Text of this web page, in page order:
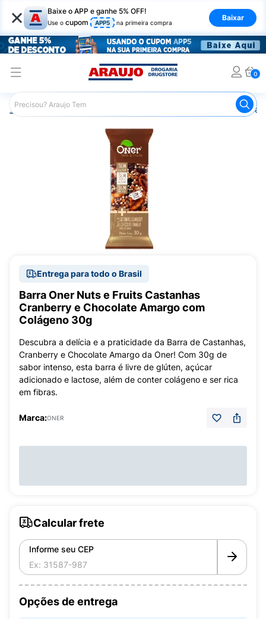
× Baixe o APP e ganhe 5% OFF!
Use o cupom APP5 na primeira compra
Baixar
0
Araujo Nutrição Saudável Barra de Cereal
Entrega para todo o Brasil
Barra Oner Nuts e Fruits Castanhas
Cranberry e Chocolate Amargo com
Colágeno 30g
Descubra a delícia e a praticidade da Barra de Castanhas,
Cranberry e Chocolate Amargo da Oner! Com 30g de
sabor intenso, esta barra é livre de glúten, açúcar
adicionado e lactose, além de conter colágeno e ser rica
em fibras.
Marca:ONER
Calcular frete
Informe seu CEP
Opções de entrega